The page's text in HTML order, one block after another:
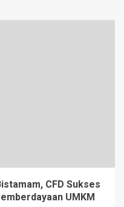
CFD Sukses
UMKM